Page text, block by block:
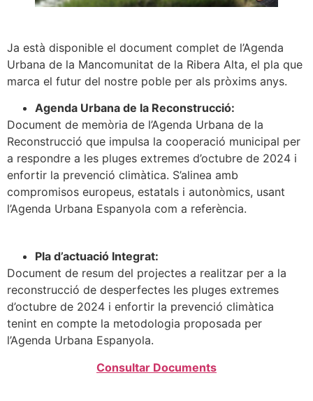
Ja està disponible el document complet de l’Agenda
Urbana de la Mancomunitat de la Ribera Alta, el pla que
marca el futur del nostre poble per als pròxims anys.
Agenda Urbana de la Reconstrucció:
Document de memòria de l’Agenda Urbana de la
Reconstrucció que impulsa la cooperació municipal per
a respondre a les pluges extremes d’octubre de 2024 i
enfortir la prevenció climàtica. S’alinea amb
compromisos europeus, estatals i autonòmics, usant
l’Agenda Urbana Espanyola com a referència.
Pla d’actuació Integrat:
Document de resum del projectes a realitzar per a la
reconstrucció de desperfectes les pluges extremes
d’octubre de 2024 i enfortir la prevenció climàtica
tenint en compte la metodologia proposada per
l’Agenda Urbana Espanyola.
Consultar Documents